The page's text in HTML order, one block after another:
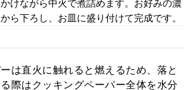
けながら中火で煮詰めます。お好みの濃
ら下ろし、お皿に盛り付けて完成です。
は直火に触れると燃えるため、落と
際はクッキングペーパー全体を水分